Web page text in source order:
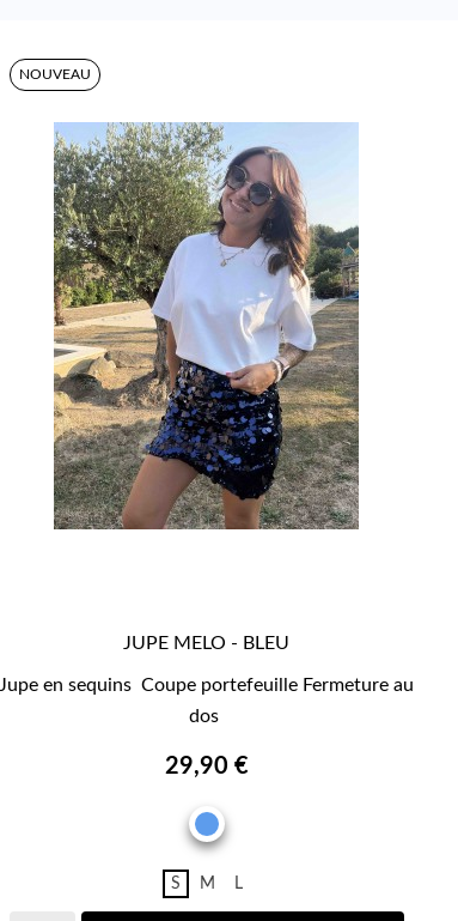
NOUVEAU
JUPE MELO - BLEU
Jupe en sequins Coupe portefeuille Fermeture au
dos
29,90 €
BLEU
S M L